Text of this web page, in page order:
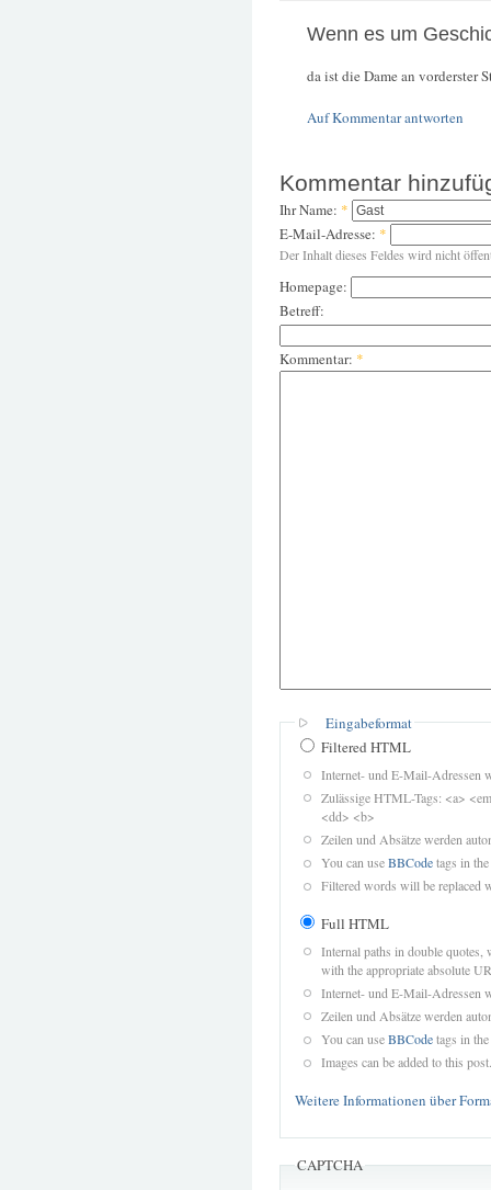
Wenn es um
da ist die Dame an vorderster
Auf Kommentar antworten
Kommentar
Ihr Name: *
E-Mail-Adresse: *
Der Inhalt dieses Feldes wird nicht
Homepage:
Betreff:
Kommentar: *
Eingabeformat
Filtered HTML
Internet- und E-Mail-Adressen
Zulässige HTML-Tags: <a>
<dd> <b>
Zeilen und Absätze werden
You can useBBCodetags in
Filtered words will be replaced
Full HTML
Internal paths in double quotes,
with the appropriate absolute
Internet- und E-Mail-Adressen
Zeilen und Absätze werden
You can useBBCodetags in
Images can be added to this post.
Weitere Informationen über
CAPTCHA